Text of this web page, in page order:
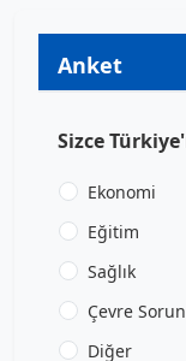
Anket
Sizce
Ekonomi
Eğitim
Sağlık
Çevre
Diğer